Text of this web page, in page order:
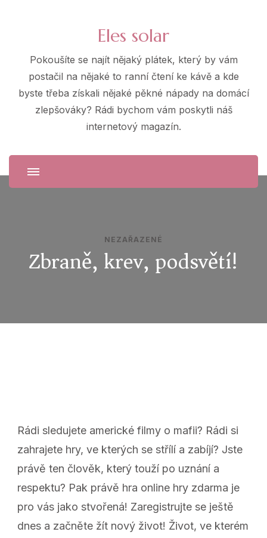
Eles solar
Pokoušíte se najít nějaký plátek, který by vám
postačil na nějaké to ranní čtení ke kávě a kde
byste třeba získali nějaké pěkné nápady na domácí
zlepšováky? Rádi bychom vám poskytli náš
internetový magazín.
NEZAŘAZENÉ
Zbraně, krev, podsvětí!
Rádi sledujete americké filmy o mafii? Rádi si
zahrajete hry, ve kterých se střílí a zabíjí? Jste
právě ten člověk, který touží po uznání a
respektu? Pak právě hra online hry zdarma je
pro vás jako stvořená! Zaregistrujte se ještě
dnes a začněte žít nový život! Život, ve kterém